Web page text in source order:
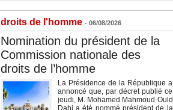
droits de l'homme - 06/08/2026
Nomination du président de la
Commission nationale des
droits de l’homme
La Présidence de la République a
annoncé que, par décret publié ce
jeudi, M. Mohamed Mahmoud Ould
Dahi a été nommé président de la